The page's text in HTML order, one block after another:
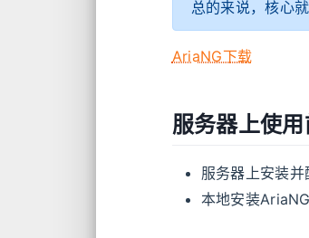
总的来说，核心
AriaNG下载
服务器上使
服务器上安装
本地安装